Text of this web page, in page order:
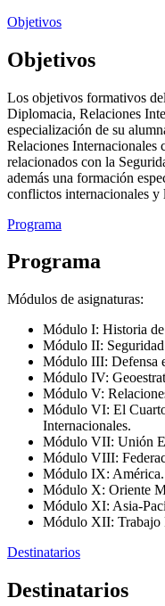
Objetivos
Objetivos
Los objetivos formativos
Diplomacia, Relaciones
especialización de su
Relaciones Internacionales
relacionados con la
además una formación
conflictos internacionales y
Programa
Programa
Módulos de asignaturas:
Módulo I: Historia
Módulo II:
Módulo III: Defensa
Módulo IV:
Módulo V:
Módulo VI: El
Internacionales.
Módulo VII: Unión
Módulo VIII:
Módulo IX: América.
Módulo X: Oriente
Módulo XI: Asia-
Módulo XII: Trabajo
Destinatarios
Destinatarios